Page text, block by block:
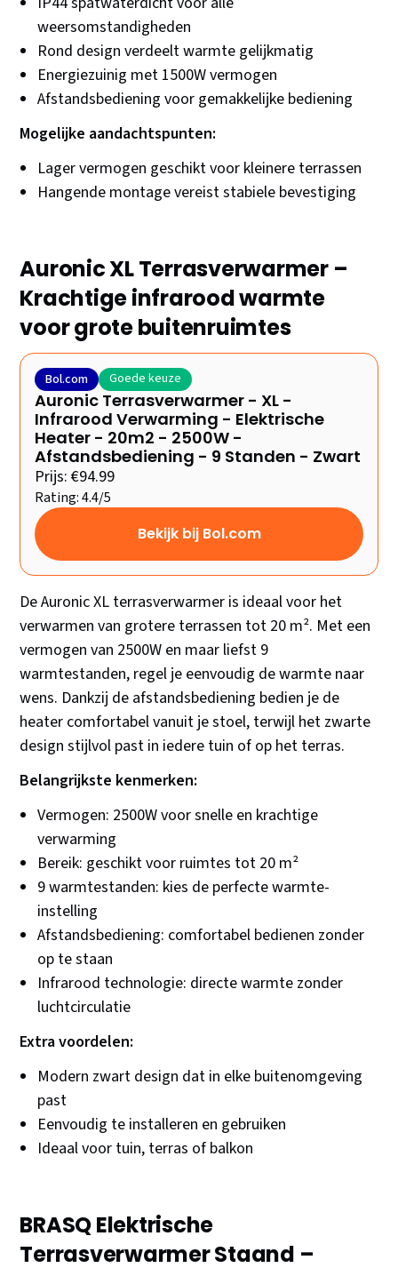
weersomstandigheden
Rond design verdeelt warmte gelijkmatig
Energiezuinig met 1500W vermogen
Afstandsbediening voor gemakkelijke bediening
Mogelijke aandachtspunten:
Lager vermogen geschikt voor kleinere terrassen
Hangende montage vereist stabiele bevestiging
Auronic XL Terrasverwarmer –
Krachtige infrarood warmte
voor grote buitenruimtes
Bol.com Goede keuze
Auronic Terrasverwarmer - XL -
Infrarood Verwarming - Elektrische
Heater - 20m2 - 2500W -
Afstandsbediening - 9 Standen - Zwart
Prijs: €94.99
Rating: 4.4/5
Bekijk bij Bol.com
De Auronic XL terrasverwarmer is ideaal voor het
verwarmen van grotere terrassen tot 20 m². Met een
vermogen van 2500W en maar liefst 9
warmtestanden, regel je eenvoudig de warmte naar
wens. Dankzij de afstandsbediening bedien je de
heater comfortabel vanuit je stoel, terwijl het zwarte
design stijlvol past in iedere tuin of op het terras.
Belangrijkste kenmerken:
Vermogen: 2500W voor snelle en krachtige
verwarming
Bereik: geschikt voor ruimtes tot 20 m²
9 warmtestanden: kies de perfecte warmte-
instelling
Afstandsbediening: comfortabel bedienen zonder
op te staan
Infrarood technologie: directe warmte zonder
luchtcirculatie
Extra voordelen:
Modern zwart design dat in elke buitenomgeving
past
Eenvoudig te installeren en gebruiken
Ideaal voor tuin, terras of balkon
BRASQ Elektrische
Terrasverwarmer Staand –